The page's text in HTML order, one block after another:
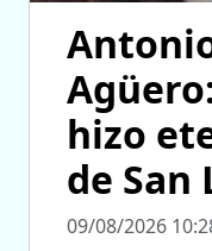
hizo
de San
09/08/2026